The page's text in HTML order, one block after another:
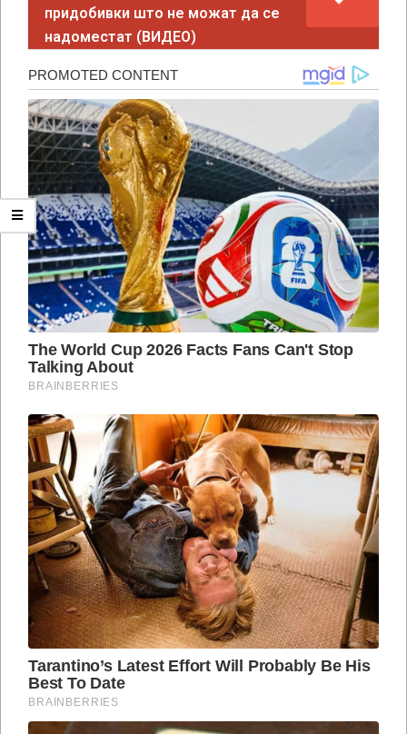
придобивки што не можат да се
надоместат (ВИДЕО)